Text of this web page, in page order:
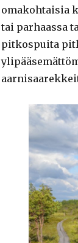
omakohtaisia
tai parhaassa
pitkospuita